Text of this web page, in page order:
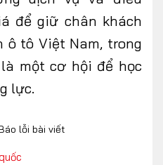
để giữ chân khách
ô tô Việt Nam, trong
một cơ hội để học
lực.
lỗi bài viết